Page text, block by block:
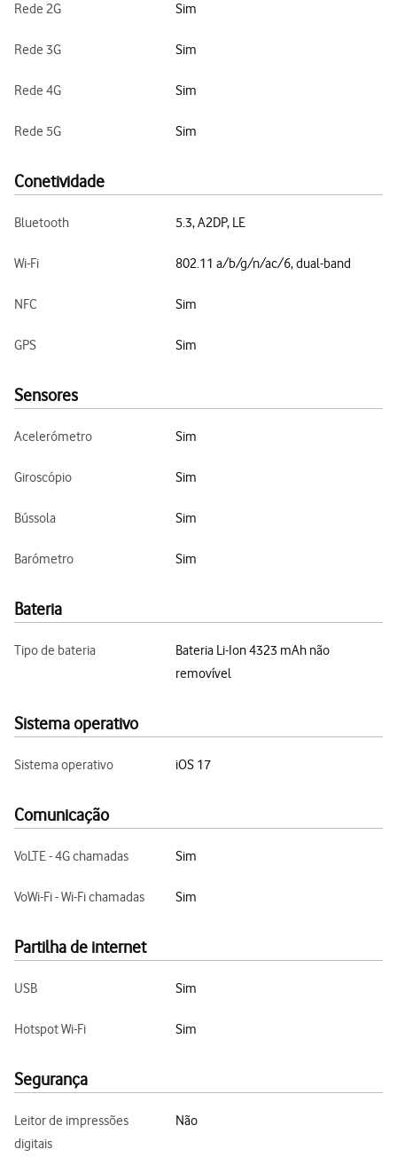
Rede 2G Sim
Rede 3G Sim
Rede 4G Sim
Rede 5G Sim
Conetividade
Bluetooth 5.3, A2DP, LE
Wi-Fi 802.11 a/b/g/n/ac/6, dual-band
NFC Sim
GPS Sim
Sensores
Acelerómetro Sim
Giroscópio Sim
Bússola Sim
Barómetro Sim
Bateria
Tipo de bateria
Bateria Li-Ion 4323 mAh não
removível
Sistema operativo
Sistema operativo iOS 17
Comunicação
VoLTE - 4G chamadas Sim
VoWi-Fi - Wi-Fi chamadas Sim
Partilha de internet
USB Sim
Hotspot Wi-Fi Sim
Segurança
Leitor de impressões
digitais
Não